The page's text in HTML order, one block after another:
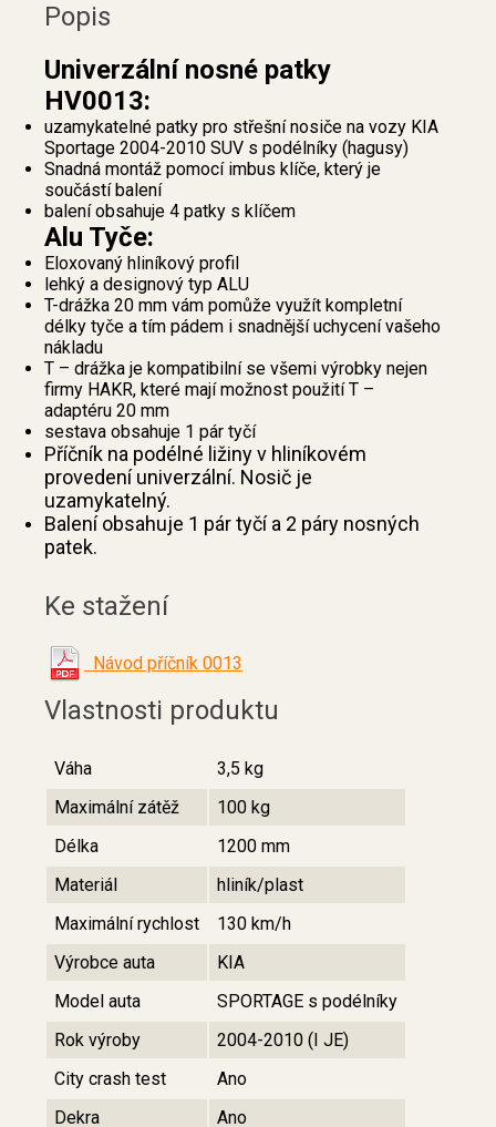
Popis
Univerzální nosné patky
HV0013:
uzamykatelné patky pro střešní nosiče na vozy KIA
Sportage 2004-2010 SUV s podélníky (hagusy)
Snadná montáž pomocí imbus klíče, který je
součástí balení
balení obsahuje 4 patky s klíčem
Alu Tyče:
Eloxovaný hliníkový profil
lehký a designový typ ALU
T-drážka 20 mm vám pomůže využít kompletní
délky tyče a tím pádem i snadnější uchycení vašeho
nákladu
T – drážka je kompatibilní se všemi výrobky nejen
firmy HAKR, které mají možnost použití T –
adaptéru 20 mm
sestava obsahuje 1 pár tyčí
Příčník na podélné ližiny v hliníkovém
provedení univerzální. Nosič je
uzamykatelný.
Balení obsahuje 1 pár tyčí a 2 páry nosných
patek.
Ke stažení
Návod příčník 0013
Vlastnosti produktu
Váha
3,5 kg
Maximální zátěž
100 kg
Délka
1200 mm
Materiál
hliník/plast
Maximální rychlost
130 km/h
Výrobce auta
KIA
Model auta
SPORTAGE s podélníky
Rok výroby
2004-2010 (I JE)
City crash test
Ano
Dekra
Ano